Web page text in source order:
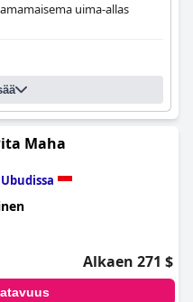
uima-allas
Maha
Ubudissa
Alkaen 271 $